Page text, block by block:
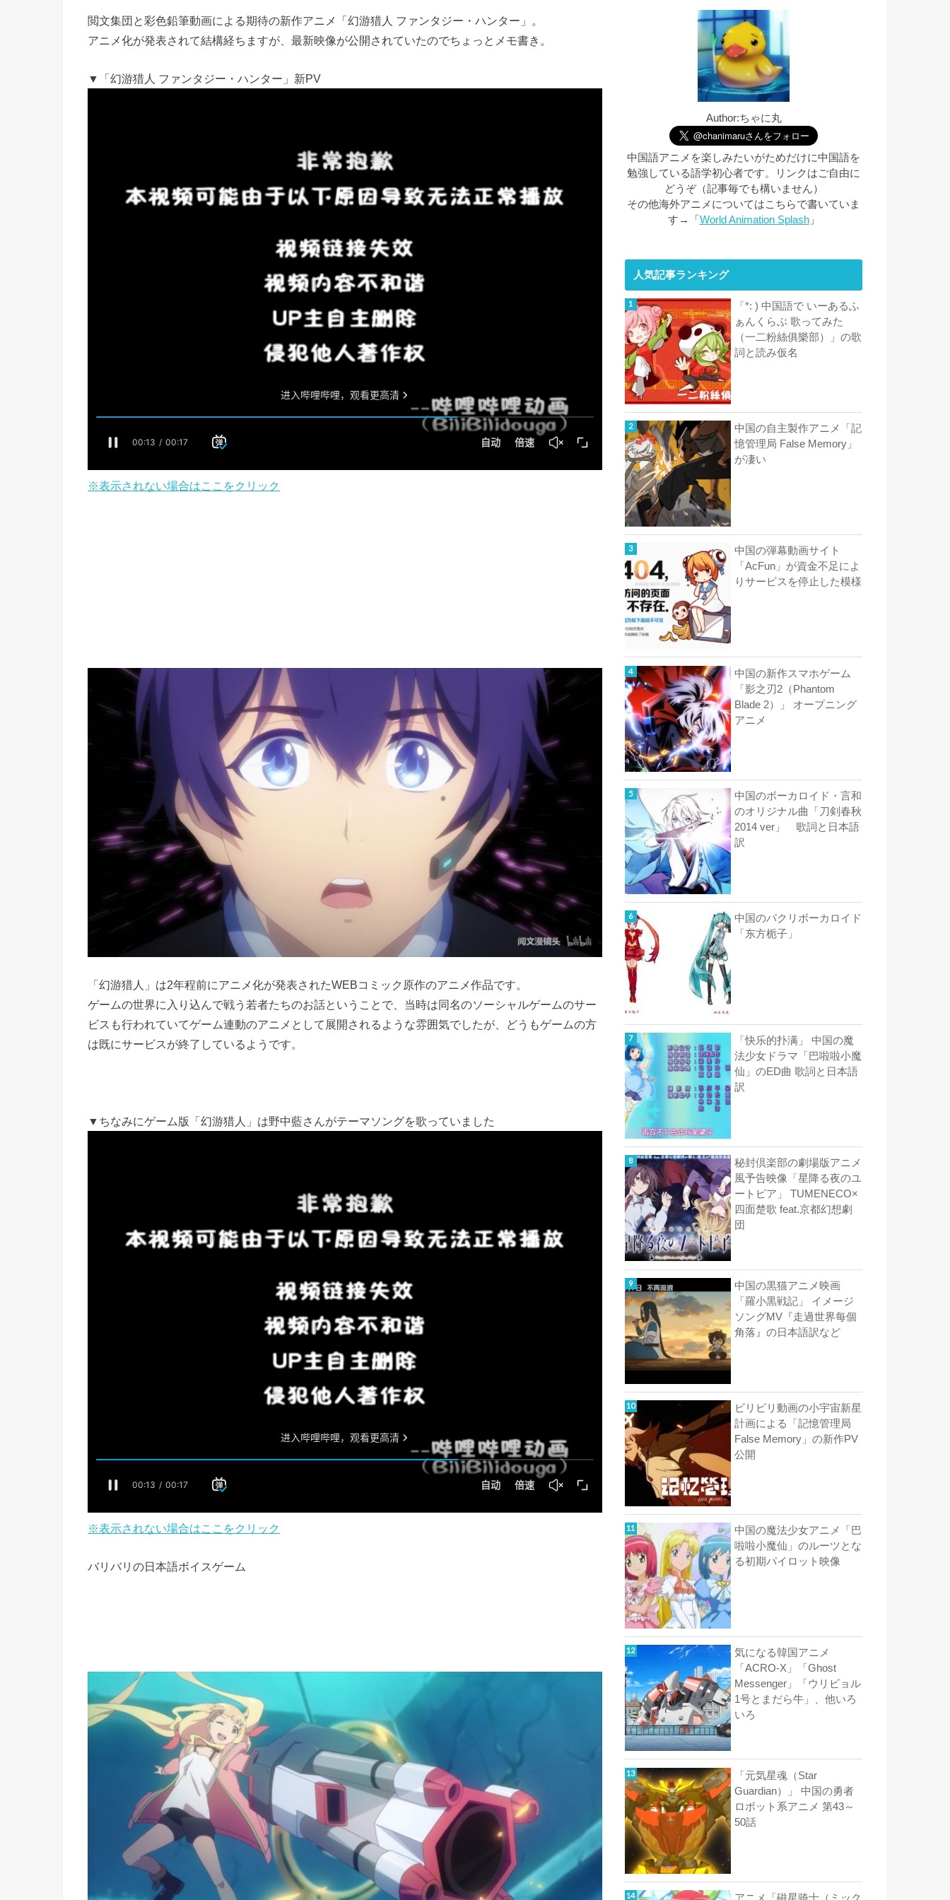
閲文集団と彩色鉛筆動画による期待の新作アニメ「幻游猎人 ファンタジー・ハンター」。
アニメ化が発表されて結構経ちますが、最新映像が公開されていたのでちょっとメモ書き。
▼「幻游猎人 ファンタジー・ハンター」新PV
※表示されない場合はここをクリック
「幻游猎人」は2年程前にアニメ化が発表されたWEBコミック原作のアニメ作品です。
ゲームの世界に入り込んで戦う若者たちのお話ということで、当時は同名のソーシャルゲームのサー
ビスも行われていてゲーム連動のアニメとして展開されるような雰囲気でしたが、どうもゲームの方
は既にサービスが終了しているようです。
▼ちなみにゲーム版「幻游猎人」は野中藍さんがテーマソングを歌っていました
※表示されない場合はここをクリック
バリバリの日本語ボイスゲーム
Author:ちゃに丸
中国語アニメを楽しみたいがためだけに中国語を
勉強している語学初心者です。リンクはご自由に
どうぞ（記事毎でも構いません）
その他海外アニメについてはこちらで書いていま
す→「 World Animation Splash」
人気記事ランキング
「*: ) 中国語で いーあるふ
ぁんくらぶ 歌ってみた
（一二粉絲俱樂部）」の歌
詞と読み仮名
中国の自主製作アニメ「記
憶管理局 False Memory」
が凄い
中国の弾幕動画サイト
「AcFun」が資金不足によ
りサービスを停止した模様
中国の新作スマホゲーム
「影之刃2（Phantom
Blade 2）」 オープニング
アニメ
中国のボーカロイド・言和
のオリジナル曲「刀剣春秋
2014 ver」 歌詞と日本語
訳
中国のパクリボーカロイド
「东方栀子」
「快乐的扑满」 中国の魔
法少女ドラマ「巴啦啦小魔
仙」のED曲 歌詞と日本語
訳
秘封倶楽部の劇場版アニメ
風予告映像「星降る夜のユ
ートピア」 TUMENECO×
四面楚歌 feat.京都幻想劇
団
中国の黒猫アニメ映画
「羅小黒戦記」 イメージ
ソングMV『走過世界每個
角落』の日本語訳など
ビリビリ動画の小宇宙新星
計画による「記憶管理局
False Memory」の新作PV
公開
中国の魔法少女アニメ「巴
啦啦小魔仙」のルーツとな
る初期パイロット映像
気になる韓国アニメ
「ACRO-X」「Ghost
Messenger」「ウリビョル
1号とまだら牛」、他いろ
いろ
「元気星魂（Star
Guardian）」 中国の勇者
ロボット系アニメ 第43～
50話
アニメ「磁星骑士（ミック